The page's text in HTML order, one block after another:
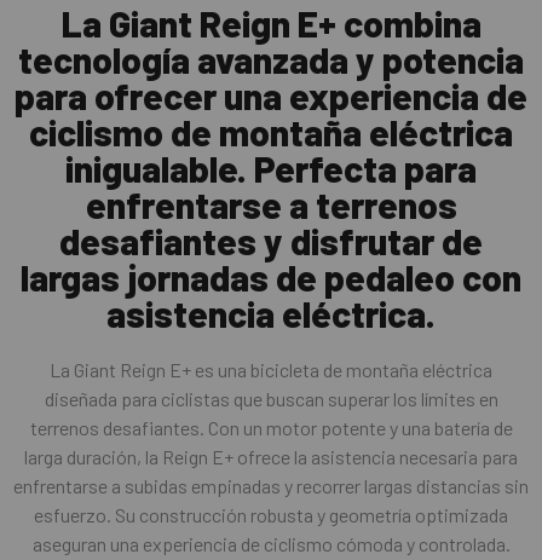
La Giant Reign E+ combina
tecnología avanzada y potencia
para ofrecer una experiencia de
ciclismo de montaña eléctrica
inigualable. Perfecta para
enfrentarse a terrenos
desafiantes y disfrutar de
largas jornadas de pedaleo con
asistencia eléctrica.
La Giant Reign E+ es una bicicleta de montaña eléctrica
diseñada para ciclistas que buscan superar los límites en
terrenos desafiantes. Con un motor potente y una batería de
larga duración, la Reign E+ ofrece la asistencia necesaria para
enfrentarse a subidas empinadas y recorrer largas distancias sin
esfuerzo. Su construcción robusta y geometría optimizada
aseguran una experiencia de ciclismo cómoda y controlada.